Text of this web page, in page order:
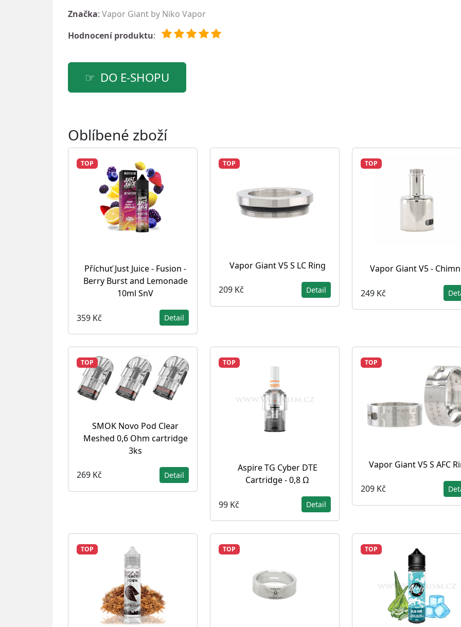
Značka: Vapor Giant by Niko Vapor
Hodnocení produktu:
DO E-SHOPU
Oblíbené zboží
TOP
Příchuť Just Juice - Fusion -
Berry Burst and Lemonade
10ml SnV
359 Kč Detail
TOP
Vapor Giant V5 S LC Ring
209 Kč Detail
TOP
Vapor Giant V5 -
249 Kč
TOP
SMOK Novo Pod Clear
Meshed 0,6 Ohm cartridge
3ks
269 Kč Detail
TOP
Aspire TG Cyber DTE
Cartridge - 0,8 Ω
99 Kč Detail
TOP
Vapor Giant V5 S AFC
209 Kč
TOP TOP TOP